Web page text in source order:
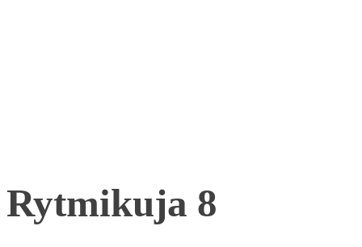
Rytmikuja 8